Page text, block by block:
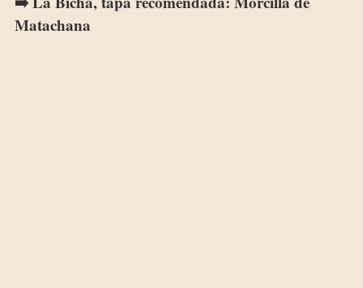
Matachana